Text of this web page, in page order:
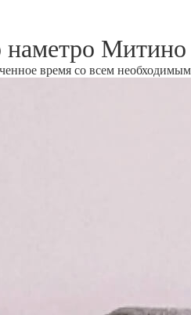
наметро Митино
время со всем необходимым